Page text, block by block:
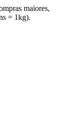
maiores,
= 1kg).